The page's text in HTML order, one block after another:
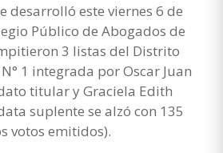
desarrolló este viernes 6 de
Público de Abogados de
3 listas del Distrito
1 integrada por Oscar Juan
titular y Graciela Edith
suplente se alzó con 135
votos emitidos).